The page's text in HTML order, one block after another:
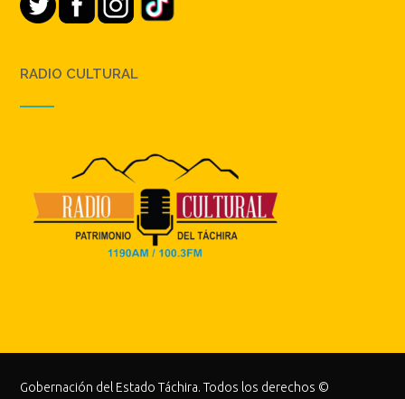
RADIO CULTURAL
Gobernación del Estado Táchira. Todos los derechos ©